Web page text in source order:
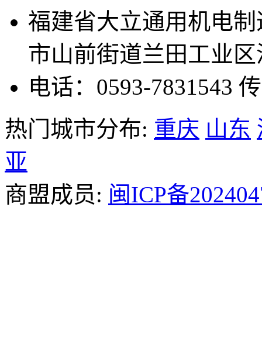
福建省大立通用机电
市山前街道兰田工业
电话：0593-7831543
热门城市分布: 重庆 山东
亚
商盟成员: 闽ICP备